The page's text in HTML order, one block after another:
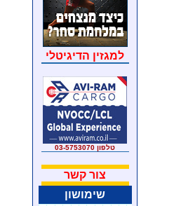
למגזין הדיגיטלי
טלפון 03-5753070
צור קשר
שימושון